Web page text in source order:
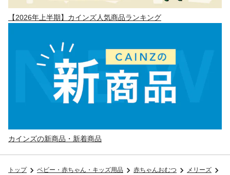
【2026年上半期】カインズ人気商品ランキング
カインズの新商品・新着商品
トップ ベビー・赤ちゃん・キッズ用品 赤ちゃんおむつ
メリーズ